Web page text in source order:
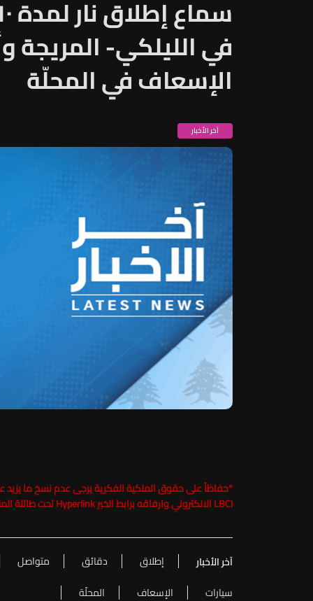
في الليلكي- المريجة
الإسعاف في المحلّة
آخر الأخبار
*
LBCI الالكتروني وارفاقه برابط الخبر Hyperlink تحت طائلة الملاحقة القانونية
آخر الأخبار إطلاق دقائق متواصل
سيارات
الإسعاف المحلّة